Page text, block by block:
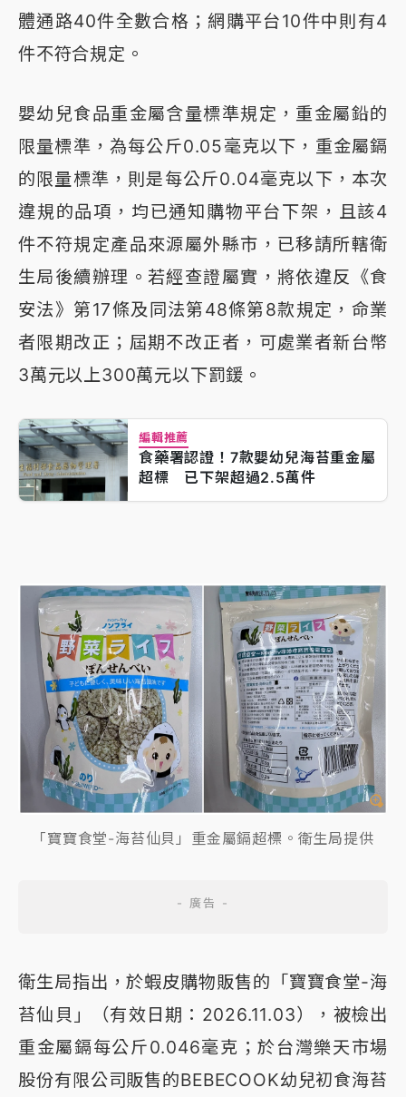
體通路40件全數合格；網購平台10件中則有4
件不符合規定。
嬰幼兒食品重金屬含量標準規定，重金屬鉛的
限量標準，為每公斤0.05毫克以下，重金屬鎘
的限量標準，則是每公斤0.04毫克以下，本次
違規的品項，均已通知購物平台下架，且該4
件不符規定產品來源屬外縣市，已移請所轄衛
生局後續辦理。若經查證屬實，將依違反《食
安法》第17條及同法第48條第8款規定，命業
者限期改正；屆期不改正者，可處業者新台幣
3萬元以上300萬元以下罰鍰。
編輯推薦
食藥署認證！7款嬰幼兒海苔重金屬
超標 已下架超過2.5萬件
「寶寶食堂-海苔仙貝」重金屬鎘超標。衛生局提供
衛生局指出，於蝦皮購物販售的「寶寶食堂-海
苔仙貝」（有效日期：2026.11.03），被檢出
重金屬鎘每公斤0.046毫克；於台灣樂天市場
股份有限公司販售的BEBECOOK幼兒初食海苔